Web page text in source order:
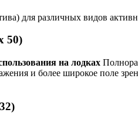
для различных видов
50)
на лодках
и более широкое поле